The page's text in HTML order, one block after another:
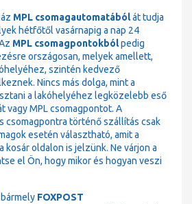
MPL csomagautomatábólát tudja
hétfőtől vasárnapig a nap 24
MPL csomagpontokbólpedig
országosan, melyek amellett,
szintén kedvező
Nincs más dolga, mint a
a lakóhelyéhez legközelebb eső
vagy MPL csomagpontot. A
csomagpontra történő szállítás csak
esetén választható, amit a
kosár oldalon is jelzünk. Ne várjon a
el Ön, hogy mikor és hogyan veszi
FOXPOST